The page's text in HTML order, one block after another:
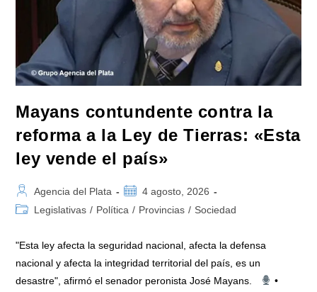
Tierras
Impulsada
Por
Milei:
«La
Soberanía
Se
Negocia»
Mayans contundente contra la
reforma a la Ley de Tierras: «Esta
ley vende el país»
Autor
de
Agencia del Plata
Publicación
de
4 agosto, 2026
Categoría
entrada:
Legislativas / Política / Provincias / Sociedad
"Esta ley afecta la seguridad nacional, afecta la defensa
nacional y afecta la integridad territorial del país, es un
desastre", afirmó el senador peronista José Mayans.
•